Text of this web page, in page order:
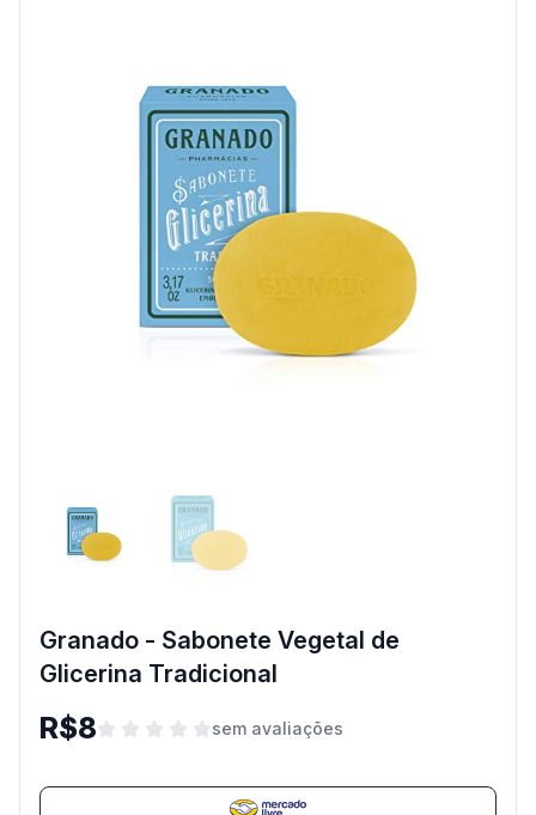
Granado - Sabonete Vegetal de
Glicerina Tradicional
R$8 sem avaliações